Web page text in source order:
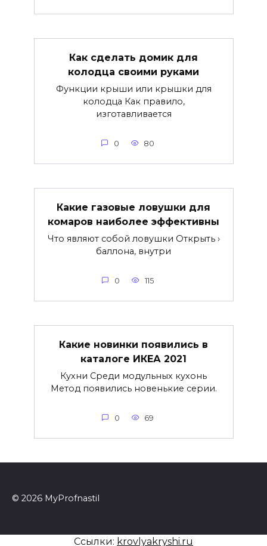
Как сделать домик для
колодца своими руками
Функции крыши или крышки для
колодца Как правило,
изготавливается
0 80
Какие газовые ловушки для
комаров наиболее эффективны
Что являют собой ловушки Открыть ›
баллона, внутри
0 115
Какие новинки появились в
каталоге ИКЕА 2021
Кухни Среди модульных кухонь
Метод появились новенькие серии.
0 69
© 2026 MyProfnastil
Ссылки: krovlyakryshi.ru